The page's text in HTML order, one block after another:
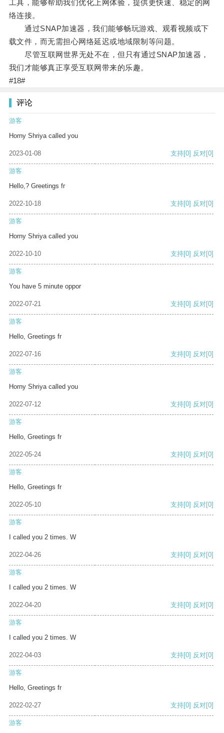
工具，能够帮助我们优化上网体验，提供更快速、稳定的网
络连接。
通过SNAP加速器，我们能够畅玩游戏、观看视频或下
载文件，而无需担心网络延迟或地域限制等问题。
尽管互联网世界无处不在，但只有通过SNAP加速器，
我们才能够真正享受互联网带来的乐趣。
#18#
评论
游客
Horny Shriya called you
2023-01-08 支持[0] 反对[0]
游客
Hello,? Greetings fr
2022-10-18 支持[0] 反对[0]
游客
Horny Shriya called you
2022-10-10 支持[0] 反对[0]
游客
You have 5 minute oppor
2022-07-21 支持[0] 反对[0]
游客
Hello, Greetings fr
2022-07-16 支持[0] 反对[0]
游客
Horny Shriya called you
2022-07-12 支持[0] 反对[0]
游客
Hello, Greetings fr
2022-05-24 支持[0] 反对[0]
游客
Hello, Greetings fr
2022-05-10 支持[0] 反对[0]
游客
I called you 2 times. W
2022-04-26 支持[0] 反对[0]
游客
I called you 2 times. W
2022-04-20 支持[0] 反对[0]
游客
I called you 2 times. W
2022-04-03 支持[0] 反对[0]
游客
Hello, Greetings fr
2022-02-27 支持[0] 反对[0]
游客